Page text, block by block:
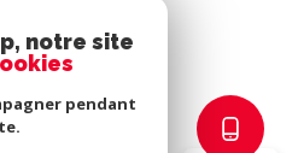
notre site
pendant